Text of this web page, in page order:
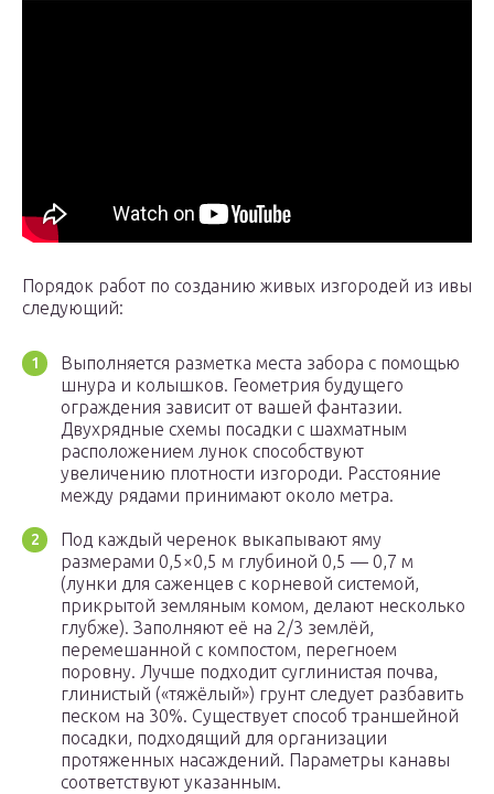
Порядок работ по созданию живых изгородей из ивы
следующий:
Выполняется разметка места забора с помощью
шнура и колышков. Геометрия будущего
ограждения зависит от вашей фантазии.
Двухрядные схемы посадки c шахматным
расположением лунок способствуют
увеличению плотности изгороди. Расстояние
между рядами принимают около метра.
Под каждый черенок выкапывают яму
размерами 0,5×0,5 м глубиной 0,5 — 0,7 м
(лунки для саженцев с корневой системой,
прикрытой земляным комом, делают несколько
глубже). Заполняют её на 2/3 землёй,
перемешанной с компостом, перегноем
поровну. Лучше подходит суглинистая почва,
глинистый («тяжёлый») грунт следует разбавить
песком на 30%. Существует способ траншейной
посадки, подходящий для организации
протяженных насаждений. Параметры канавы
соответствуют указанным.